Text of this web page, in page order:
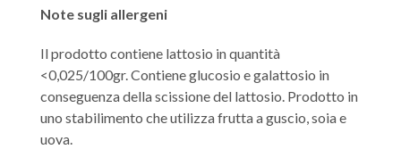
Note sugli allergeni
Il prodotto contiene lattosio in quantità
<0,025/100gr. Contiene glucosio e galattosio in
conseguenza della scissione del lattosio. Prodotto in
uno stabilimento che utilizza frutta a guscio, soia e
uova.